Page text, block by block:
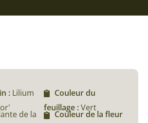
: Lilium
de la
Couleur du
feuillage :Vert
Couleur de la fleur